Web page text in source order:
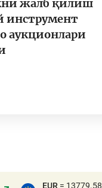
жалб қилиш
инструмент
аукционлари
EUR = 13779.58